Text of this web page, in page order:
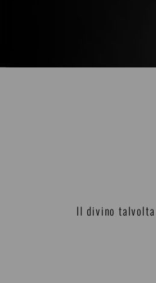
Il divino talvolta